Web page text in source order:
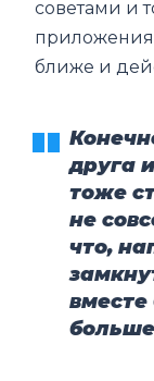
советами и
приложения
ближе и
друга
тоже
не
что,
вместе